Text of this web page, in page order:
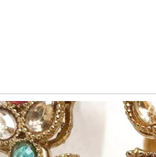
கலந்தாலோசித்த
திருத்தம்
திரையரங்குகளிலும்
வெளியிடப்படும்